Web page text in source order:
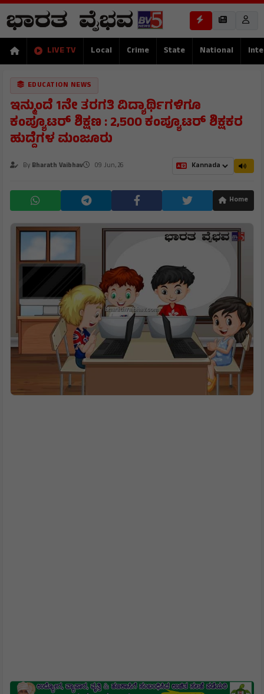
LIVE TV Local Crime State National
EDUCATION NEWS
ಇನ್ಮುಂದೆ 1ನೇ ತರಗತಿ ವಿದ್ಯಾರ್ಥಿಗಳಿಗೂ
ಕಂಪ್ಯೂಟರ್ ಶಿಕ್ಷಣ : 2,500 ಕಂಪ್ಯೂಟರ್ ಶಿಕ್ಷಕರ
ಹುದ್ದೆಗಳ ಮಂಜೂರು
By Bharath Vaibhav 09 Jun, 26
Home